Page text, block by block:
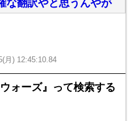
な翻訳やと思うんやが
月) 12:45:10.84
ォーズ』って検索する